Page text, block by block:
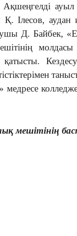
Ақшеңгелді
Қ. Ілесов,
Д. Байбек,
мешітінің